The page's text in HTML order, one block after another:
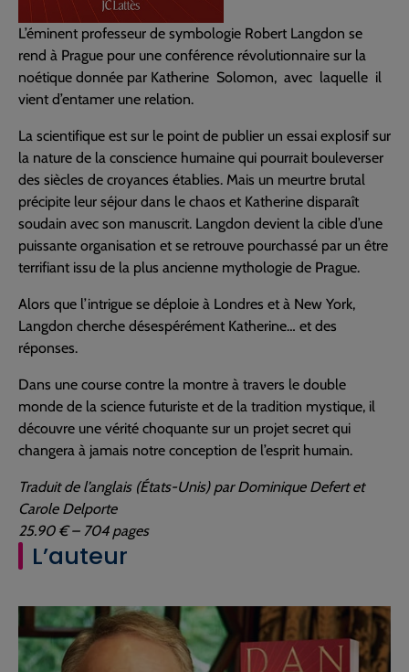
L’éminent professeur de symbologie Robert Langdon se
rend à Prague pour une conférence révolutionnaire sur la
noétique donnée par Katherine Solomon, avec laquelle il
vient d’entamer une relation.
La scientifique est sur le point de publier un essai explosif sur
la nature de la conscience humaine qui pourrait bouleverser
des siècles de croyances établies. Mais un meurtre brutal
précipite leur séjour dans le chaos et Katherine disparaît
soudain avec son manuscrit. Langdon devient la cible d’une
puissante organisation et se retrouve pourchassé par un être
terrifiant issu de la plus ancienne mythologie de Prague.
Alors que l’intrigue se déploie à Londres et à New York,
Langdon cherche désespérément Katherine… et des
réponses.
Dans une course contre la montre à travers le double
monde de la science futuriste et de la tradition mystique, il
découvre une vérité choquante sur un projet secret qui
changera à jamais notre conception de l’esprit humain.
Traduit de l’anglais (États-Unis) par Dominique Defert et
Carole Delporte
25.90 € – 704 pages
L’auteur